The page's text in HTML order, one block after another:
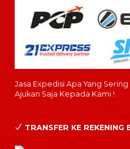
Jasa Expedisi Apa Yang
Ajukan Saja Kepada Kami !
TRANSFER KE REKENING